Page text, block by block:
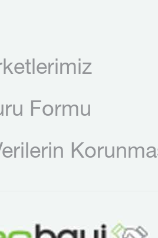
Formu